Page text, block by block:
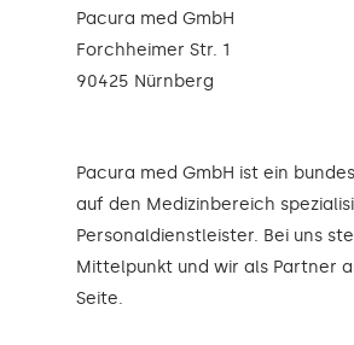
Pacura med GmbH
Forchheimer Str. 1
90425 Nürnberg
Pacura med GmbH ist ein
auf den Medizinbereich
Personaldienstleister. Bei uns
Mittelpunkt und wir als Partner
Seite.